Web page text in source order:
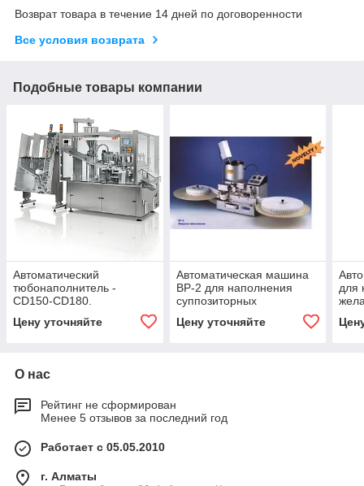
Возврат товара в течение 14 дней по договоренности
Все условия возврата
Подобные товары компании
Автоматический
тюбонаполнитель -
CD150-CD180.
Цену уточняйте
Автоматическая машина
BP-2 для наполнения
суппозиторных
3600 супп./час)
Цену уточняйте
для
О нас
Рейтинг не сформирован
Менее 5 отзывов за последний год
Работает с 05.05.2010
г. Алматы